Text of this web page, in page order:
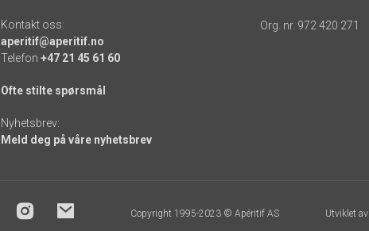
Kontakt oss:
aperitif@aperitif.no
Telefon +47 21 45 61 60
Ofte stilte spørsmål
Nyhetsbrev:
Meld deg på våre nyhetsbrev
Org. nr. 972 420 271
Copyright 1995-2023 © Apéritif AS Utviklet av